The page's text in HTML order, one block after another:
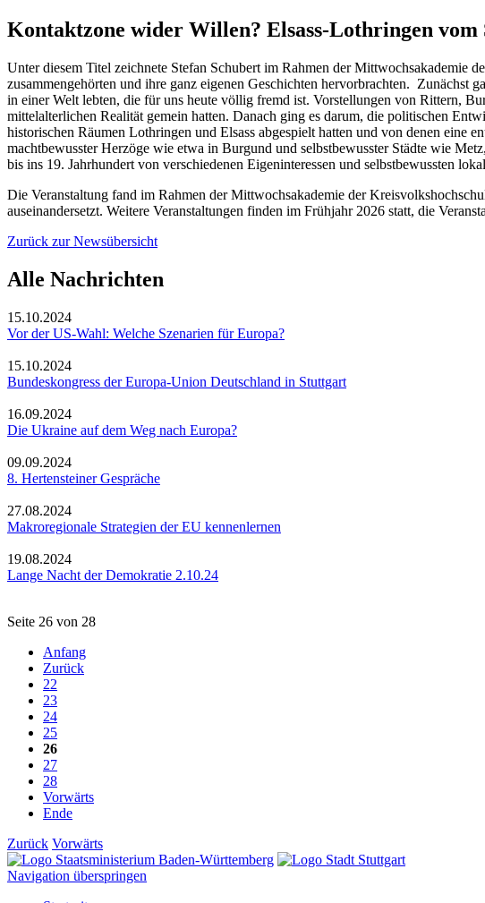
Kontaktzone wider Willen? Elsass-Lothringen
Unter diesem Titel zeichnete Stefan Schubert im Rahmen der Mittwochsakademie
zusammengehörten und ihre ganz eigenen Geschichten hervorbrachten. Zunächst
in einer Welt lebten, die für uns heute völlig fremd ist. Vorstellungen von Rittern,
mittelalterlichen Realität gemein hatten. Danach ging es darum, die politischen
historischen Räumen Lothringen und Elsass abgespielt hatten und von denen eine
machtbewusster Herzöge wie etwa in Burgund und selbstbewusster Städte wie
bis ins 19. Jahrhundert von verschiedenen Eigeninteressen und selbstbewussten
Die Veranstaltung fand im Rahmen der Mittwochsakademie der
auseinandersetzt. Weitere Veranstaltungen finden im Frühjahr 2026 statt, die
Zurück zur Newsübersicht
Alle Nachrichten
15.10.2024
Vor der US-Wahl: Welche Szenarien für Europa?
15.10.2024
Bundeskongress der Europa-Union Deutschland in Stuttgart
16.09.2024
Die Ukraine auf dem Weg nach Europa?
09.09.2024
8. Hertensteiner Gespräche
27.08.2024
Makroregionale Strategien der EU kennenlernen
19.08.2024
Lange Nacht der Demokratie 2.10.24
Seite 26 von 28
Anfang
Zurück
22
23
24
25
26
27
28
Vorwärts
Ende
Zurück Vorwärts
Navigation überspringen